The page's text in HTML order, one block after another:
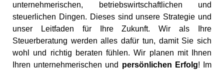
unternehmerischen, betriebswirtschaftlichen und
steuerlichen Dingen. Dieses sind unsere Strategie und
unser Leitfaden für Ihre Zukunft. Wir als Ihre
Steuerberatung werden alles dafür tun, damit Sie sich
wohl und richtig beraten fühlen. Wir planen mit Ihnen
Ihren unternehmerischen und persönlichen Erfolg! Im